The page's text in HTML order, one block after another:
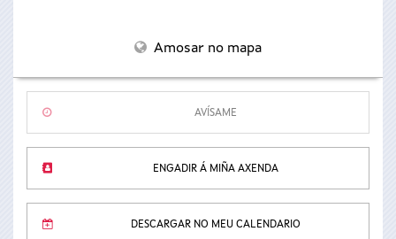
Amosar no mapa
AVÍSAME
ENGADIR Á MIÑA AXENDA
DESCARGAR NO MEU CALENDARIO